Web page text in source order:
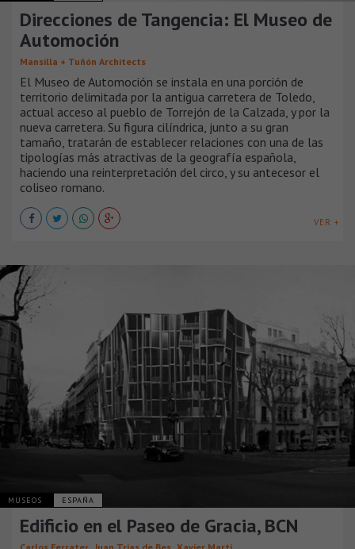
Direcciones de Tangencia: El Museo de
Automoción
Mansilla + Tuñón Architects
El Museo de Automoción se instala en una porción de
territorio delimitada por la antigua carretera de Toledo,
actual acceso al pueblo de Torrejón de la Calzada, y por la
nueva carretera. Su figura cilíndrica, junto a su gran
tamaño, tratarán de establecer relaciones con una de las
tipologías más atractivas de la geografía española,
haciendo una reinterpretación del circo, y su antecesor el
coliseo romano.
VER +
MUSEOS ESPAÑA
Edificio en el Paseo de Gracia, BCN
, ,